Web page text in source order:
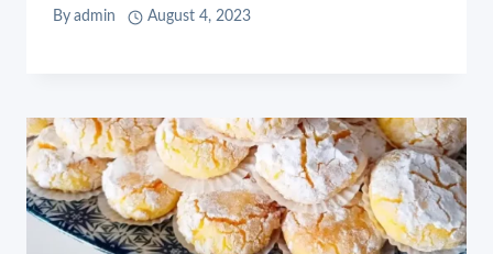
By admin August 4, 2023